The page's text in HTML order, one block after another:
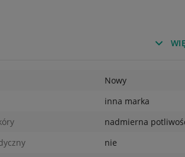
(piersi)
Nowy
inna marka
nadmierna
nie